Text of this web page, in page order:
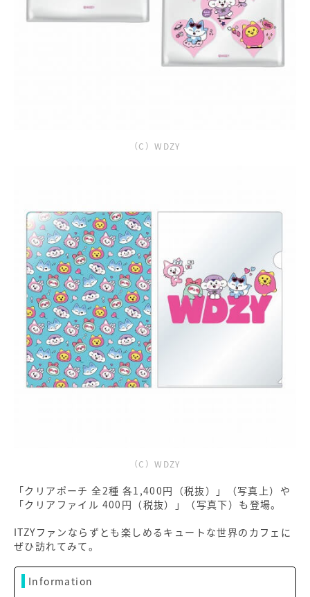
（C）WDZY
（C）WDZY
「クリアポーチ 全2種 各1,400円（税抜）」（写真上）や
「クリアファイル 400円（税抜）」（写真下）も登場。
ITZYファンならずとも楽しめるキュートな世界のカフェに
ぜひ訪れてみて。
Information